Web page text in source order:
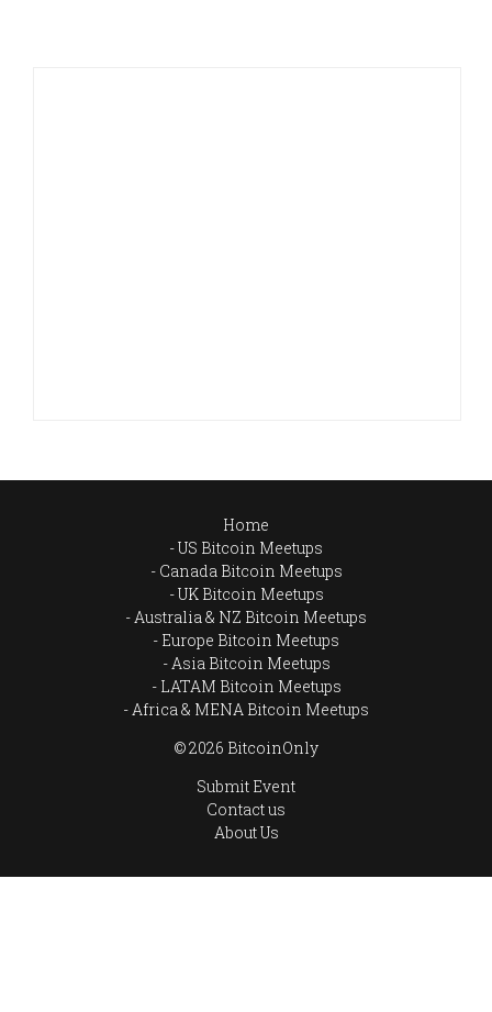
Home
US Bitcoin Meetups
Canada Bitcoin Meetups
UK Bitcoin Meetups
Australia & NZ Bitcoin Meetups
Europe Bitcoin Meetups
Asia Bitcoin Meetups
LATAM Bitcoin Meetups
Africa & MENA Bitcoin Meetups
© 2026 BitcoinOnly
Submit Event
Contact us
About Us